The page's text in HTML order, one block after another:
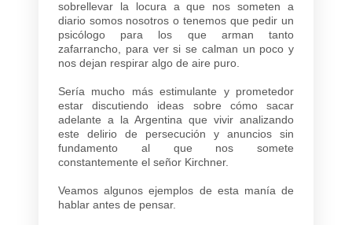
sobrellevar la locura a que nos someten a
diario somos nosotros o tenemos que pedir un
psicólogo para los que arman tanto
zafarrancho, para ver si se calman un poco y
nos dejan respirar algo de aire puro.
Sería mucho más estimulante y prometedor
estar discutiendo ideas sobre cómo sacar
adelante a la Argentina que vivir analizando
este delirio de persecución y anuncios sin
fundamento al que nos somete
constantemente el señor Kirchner.
Veamos algunos ejemplos de esta manía de
hablar antes de pensar.